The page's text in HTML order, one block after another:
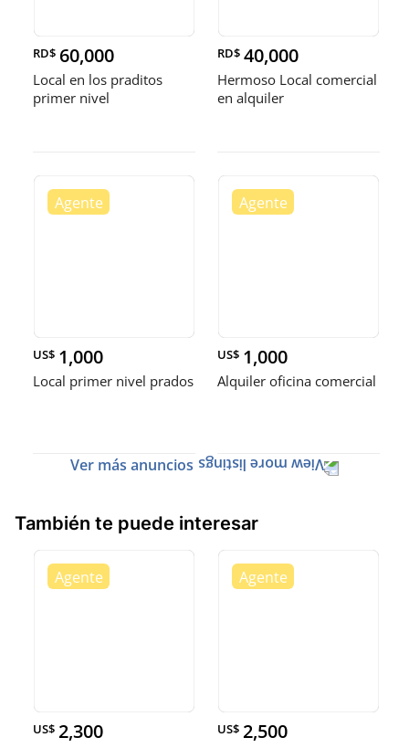
RD$ 60,000
Local en los praditos
primer nivel
RD$ 40,000
Hermoso Local comercial
en alquiler
US$ 1,000
Local primer nivel prados
US$ 1,000
Alquiler oficina comercial
Ver más anuncios
También te puede interesar
US$ 2,300 US$ 2,500